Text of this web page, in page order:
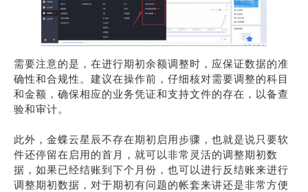
需要注意的是，在进行期初余额调整时，应保证数据的准
确性和合规性。建议在操作前，仔细核对需要调整的科目
和金额，确保相应的业务凭证和支持文件的存在，以备查
验和审计。
此外，金蝶云星辰不存在期初启用步骤，也就是说只要软
件还停留在启用的首月，就可以非常灵活的调整期初数
据，如果已经结账到下个月份，也可以进行反结账来进行
调整期初数据，对于期初有问题的帐套来讲还是非常方便